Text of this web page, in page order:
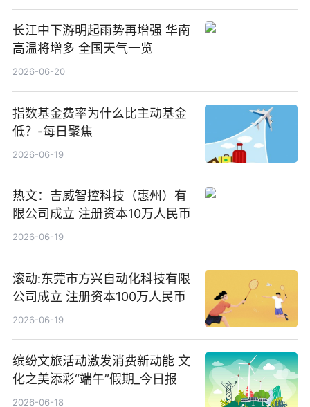
长江中下游明起雨势再增强 华南
高温将增多 全国天气一览
2026-06-20
指数基金费率为什么比主动基金
低？-每日聚焦
2026-06-19
热文：吉威智控科技（惠州）有
限公司成立 注册资本10万人民币
2026-06-19
滚动:东莞市方兴自动化科技有限
公司成立 注册资本100万人民币
2026-06-19
缤纷文旅活动激发消费新动能 文
化之美添彩“端午”假期_今日报
2026-06-18